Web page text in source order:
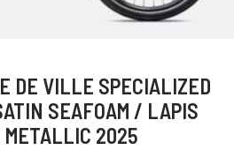
DE VILLE SPECIALIZED
SEAFOAM / LAPIS
2025